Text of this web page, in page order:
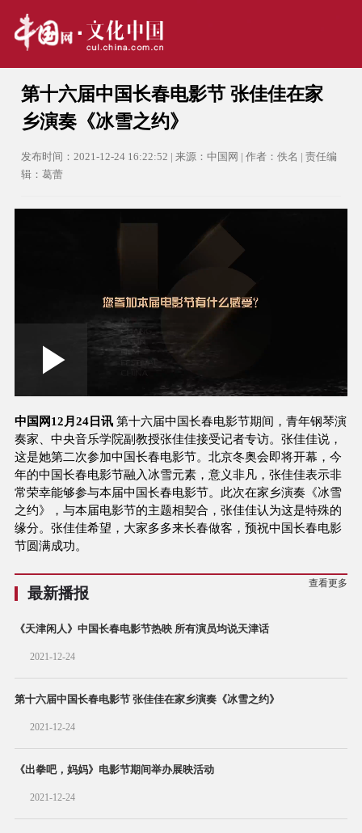
第十六届中国长春电影节 张佳佳在家
乡演奏《冰雪之约》
发布时间：2021-12-24 16:22:52 | 来源：中国网 | 作者：佚名 | 责任编
辑：葛蕾
Play
Video
Picture
中国网12月24日讯第十六届中国长春电影节期间，青年钢琴演
奏家、中央音乐学院副教授张佳佳接受记者专访。张佳佳说，
这是她第二次参加中国长春电影节。北京冬奥会即将开幕，今
年的中国长春电影节融入冰雪元素，意义非凡，张佳佳表示非
常荣幸能够参与本届中国长春电影节。此次在家乡演奏《冰雪
之约》，与本届电影节的主题相契合，张佳佳认为这是特殊的
缘分。张佳佳希望，大家多多来长春做客，预祝中国长春电影
节圆满成功。
最新播报
查看更多
《天津闲人》中国长春电影节热映 所有演员均说天津话
2021-12-24
第十六届中国长春电影节 张佳佳在家乡演奏《冰雪之约》
2021-12-24
《出拳吧，妈妈》电影节期间举办展映活动
2021-12-24